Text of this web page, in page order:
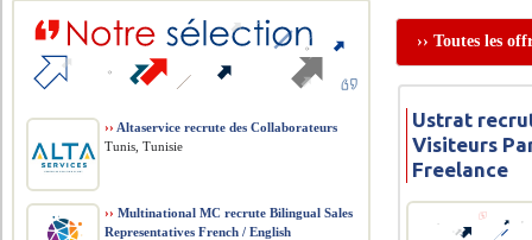
›› Toutes les
Ustrat
Visiteurs
Freelance
›› Altaservice recrute des Collaborateurs
Tunis, Tunisie
›› Multinational MC recrute Bilingual Sales
Representatives French / English